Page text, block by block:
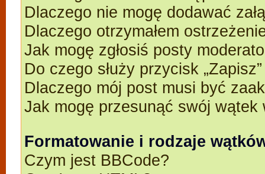
Dlaczego nie mogę dodawać
Dlaczego otrzymałem
Jak mogę zgłosiś posty
Do czego służy przycisk
Dlaczego mój post musi być
Jak mogę przesunąć swój wątek
Formatowanie i rodzaje
Czym jest BBCode?